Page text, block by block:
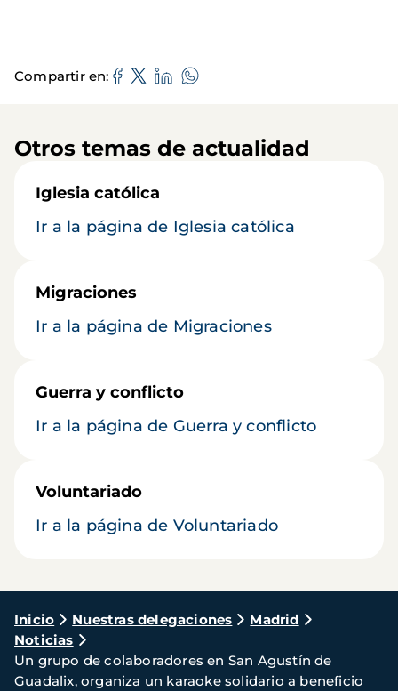
Compartir en
Otros temas de actualidad
Iglesia católica
Ir a la página de Iglesia católica
Migraciones
Ir a la página de Migraciones
Guerra y conflicto
Ir a la página de Guerra y conflicto
Voluntariado
Ir a la página de Voluntariado
Ruta
de
navegación
Inicio Nuestras delegaciones
Madrid
Noticias
Un grupo de colaboradores en San Agustín de
Guadalix, organiza un karaoke solidario a beneficio